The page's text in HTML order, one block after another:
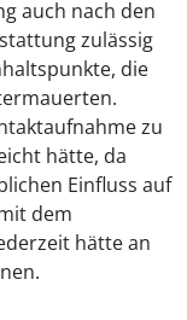
auch nach den
zulässig
die
zu
hätte, da
Einfluss auf
dem
hätte an